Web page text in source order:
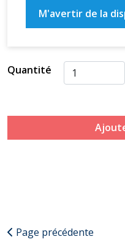
M'avertir de la
Quantité
Page précédente